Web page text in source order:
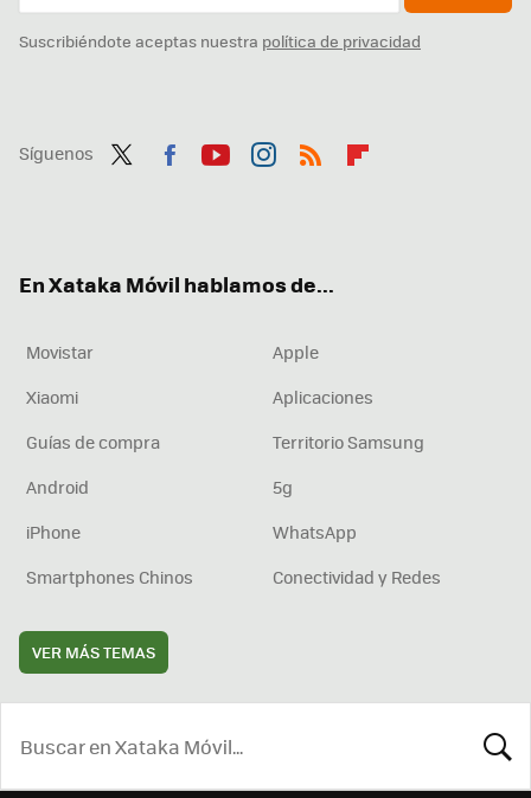
Suscribiéndote aceptas nuestra política de privacidad
Síguenos
En Xataka Móvil hablamos de...
Movistar
Apple
Xiaomi
Aplicaciones
Guías de compra
Territorio Samsung
Android
5g
iPhone
WhatsApp
Smartphones Chinos
Conectividad y Redes
VER MÁS TEMAS